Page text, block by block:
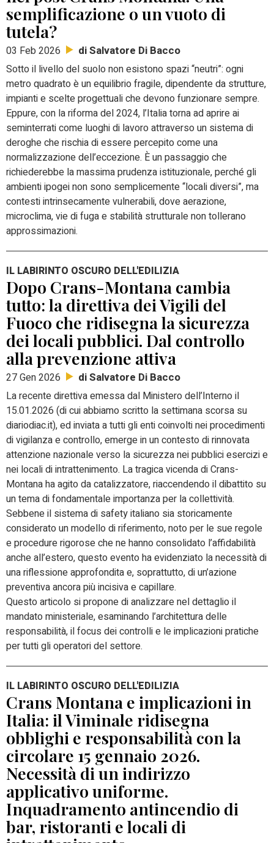
semplificazione o un vuoto di
tutela?
03 Feb 2026 di Salvatore Di Bacco
Sotto il livello del suolo non esistono spazi “neutri”: ogni
metro quadrato è un equilibrio fragile, dipendente da strutture,
impianti e scelte progettuali che devono funzionare sempre.
Eppure, con la riforma del 2024, l’Italia torna ad aprire ai
seminterrati come luoghi di lavoro attraverso un sistema di
deroghe che rischia di essere percepito come una
normalizzazione dell’eccezione. È un passaggio che
richiederebbe la massima prudenza istituzionale, perché gli
ambienti ipogei non sono semplicemente “locali diversi”, ma
contesti intrinsecamente vulnerabili, dove aerazione,
microclima, vie di fuga e stabilità strutturale non tollerano
approssimazioni.
IL LABIRINTO OSCURO DELL'EDILIZIA
Dopo Crans-Montana cambia
tutto: la direttiva dei Vigili del
Fuoco che ridisegna la sicurezza
dei locali pubblici. Dal controllo
alla prevenzione attiva
27 Gen 2026 di Salvatore Di Bacco
La recente direttiva emessa dal Ministero dell’Interno il
15.01.2026 (di cui abbiamo scritto la settimana scorsa su
diariodiac.it), ed inviata a tutti gli enti coinvolti nei procedimenti
di vigilanza e controllo, emerge in un contesto di rinnovata
attenzione nazionale verso la sicurezza nei pubblici esercizi e
nei locali di intrattenimento. La tragica vicenda di Crans-
Montana ha agito da catalizzatore, riaccendendo il dibattito su
un tema di fondamentale importanza per la collettività.
Sebbene il sistema di safety italiano sia storicamente
considerato un modello di riferimento, noto per le sue regole
e procedure rigorose che ne hanno consolidato l’affidabilità
anche all’estero, questo evento ha evidenziato la necessità di
una riflessione approfondita e, soprattutto, di un’azione
preventiva ancora più incisiva e capillare.
Questo articolo si propone di analizzare nel dettaglio il
mandato ministeriale, esaminando l’architettura delle
responsabilità, il focus dei controlli e le implicazioni pratiche
per tutti gli operatori del settore.
IL LABIRINTO OSCURO DELL'EDILIZIA
Crans Montana e implicazioni in
Italia: il Viminale ridisegna
obblighi e responsabilità con la
circolare 15 gennaio 2026.
Necessità di un indirizzo
applicativo uniforme.
Inquadramento antincendio di
bar, ristoranti e locali di